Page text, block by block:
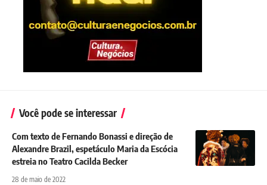
Você pode se interessar
Com texto de Fernando Bonassi e direção de
Alexandre Brazil, espetáculo Maria da Escócia
estreia no Teatro Cacilda Becker
28 de maio de 2022